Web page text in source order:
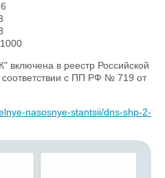
в реестр Российской
с ПП РФ № 719 от
nasosnye-stantsii/dns-shp-2-